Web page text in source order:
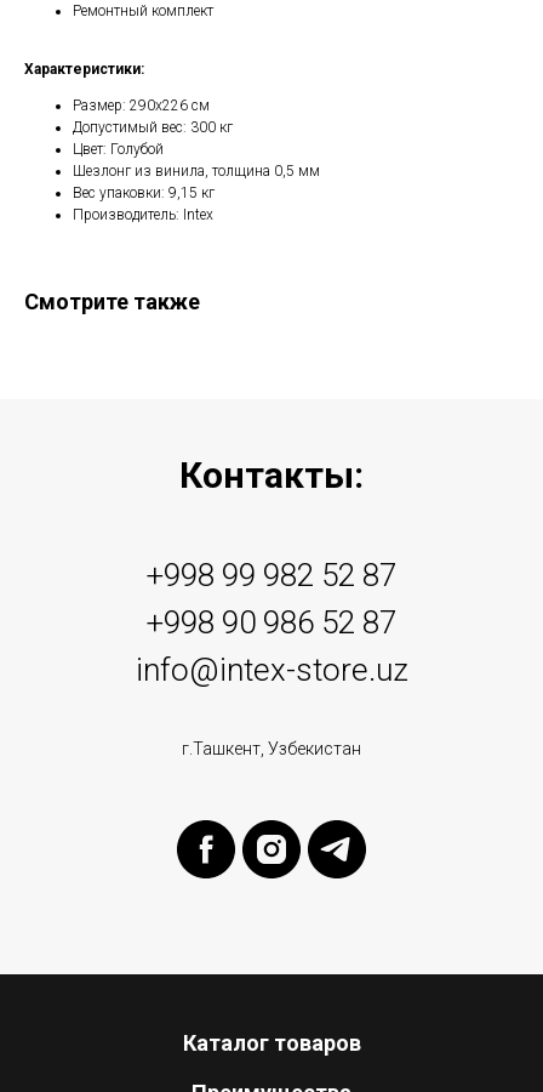
Ремонтный комплект
Характеристики:
Размер: 290х226 см
Допустимый вес: 300 кг
Цвет: Голубой
Шезлонг из винила, толщина 0,5 мм
Вес упаковки: 9,15 кг
Производитель: Intex
Смотрите также
Контакты:
+998 99 982 52 87
+998 90 986 52 87
info@intex-store.uz
г.Ташкент, Узбекистан
Каталог товаров